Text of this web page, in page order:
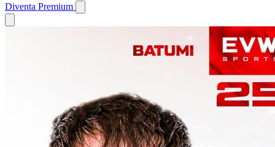
Diventa Premium